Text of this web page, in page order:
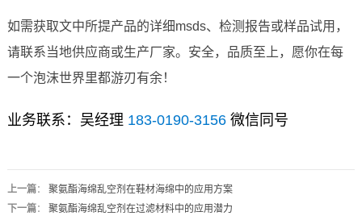
如需获取文中所提产品的详细msds、检测报告或样品试用，
请联系当地供应商或生产厂家。安全，品质至上，愿你在每
一个泡沫世界里都游刃有余！
业务联系：吴经理 183-0190-3156微信同号
上一篇： 聚氨酯海绵乱空剂在鞋材海绵中的应用方案
下一篇： 聚氨酯海绵乱空剂在过滤材料中的应用潜力